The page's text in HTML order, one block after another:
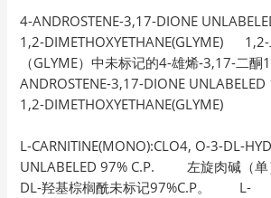
4-ANDROSTENE-3,17-DIONE
1,2-DIMETHOXYETHANE(GLYME)
（GLYME）中未标记的4-雄烯-3,17-
ANDROSTENE-3,17-DIONE
1,2-DIMETHOXYETHANE(GLYME)
L-CARNITINE(MONO):CLO4, O-3-DL-
UNLABELED 97% C.P. 左旋肉碱（单
DL-羟基棕榈酰未标记97%C.P。 L-